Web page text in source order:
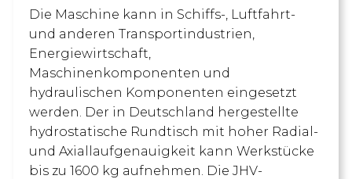
Die Maschine kann in Schiffs-, Luftfahrt-
und anderen Transportindustrien,
Energiewirtschaft,
Maschinenkomponenten und
hydraulischen Komponenten eingesetzt
werden. Der in Deutschland hergestellte
hydrostatische Rundtisch mit hoher Radial-
und Axiallaufgenauigkeit kann Werkstücke
bis zu 1600 kg aufnehmen. Die JHV-